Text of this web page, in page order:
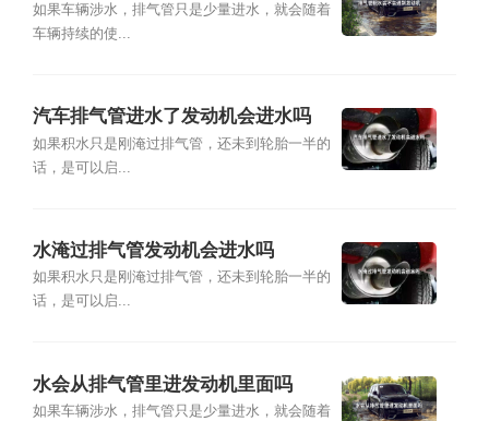
如果车辆涉水，排气管只是少量进水，就会随着
车辆持续的使...
汽车排气管进水了发动机会进水吗
如果积水只是刚淹过排气管，还未到轮胎一半的
话，是可以启...
水淹过排气管发动机会进水吗
如果积水只是刚淹过排气管，还未到轮胎一半的
话，是可以启...
水会从排气管里进发动机里面吗
如果车辆涉水，排气管只是少量进水，就会随着